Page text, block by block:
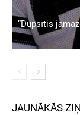
“Dupsītis
JAUNĀKĀS